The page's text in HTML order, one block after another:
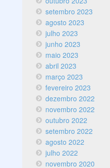
setembro 2023
agosto 2023
julho 2023
junho 2023
maio 2023
abril 2023
março 2023
fevereiro 2023
dezembro 2022
novembro 2022
outubro 2022
setembro 2022
agosto 2022
julho 2022
novembro 2020